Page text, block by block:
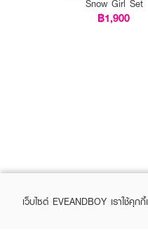
Snow Girl Set
฿1,900
เว็บไซต์ EVEANDBOY เราใช้